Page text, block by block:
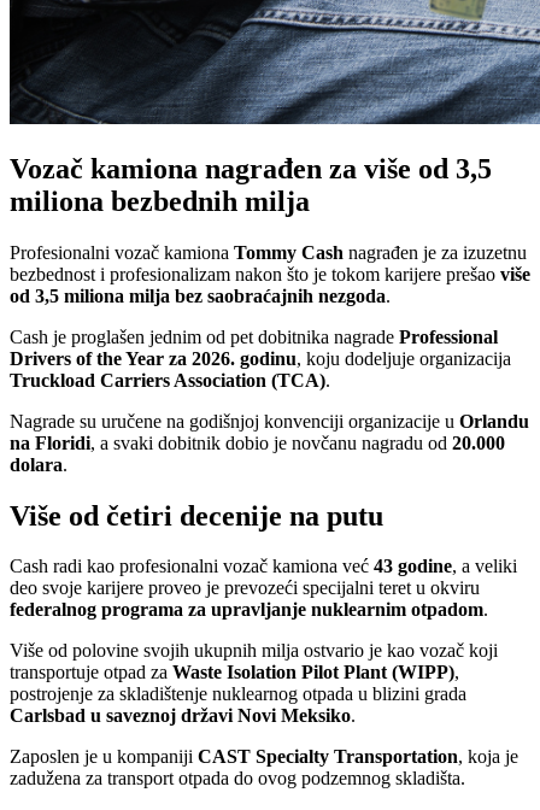
Vozač kamiona nagrađen za više od 3,5
miliona bezbednih milja
Profesionalni vozač kamiona Tommy Cash nagrađen je za izuzetnu
bezbednost i profesionalizam nakon što je tokom karijere prešao više
od 3,5 miliona milja bez saobraćajnih nezgoda.
Cash je proglašen jednim od pet dobitnika nagrade Professional
Drivers of the Year za 2026. godinu, koju dodeljuje organizacija
Truckload Carriers Association (TCA).
Nagrade su uručene na godišnjoj konvenciji organizacije u Orlandu
na Floridi, a svaki dobitnik dobio je novčanu nagradu od 20.000
dolara.
Više od četiri decenije na putu
Cash radi kao profesionalni vozač kamiona već 43 godine, a veliki
deo svoje karijere proveo je prevozeći specijalni teret u okviru
federalnog programa za upravljanje nuklearnim otpadom.
Više od polovine svojih ukupnih milja ostvario je kao vozač koji
transportuje otpad za Waste Isolation Pilot Plant (WIPP),
postrojenje za skladištenje nuklearnog otpada u blizini grada
Carlsbad u saveznoj državi Novi Meksiko.
Zaposlen je u kompaniji CAST Specialty Transportation, koja je
zadužena za transport otpada do ovog podzemnog skladišta.